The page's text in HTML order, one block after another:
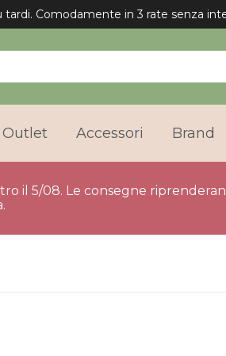
Italia per gli ordini superiori a 75€.
Outlet Accessori Brand
il 5/08. Le consegne